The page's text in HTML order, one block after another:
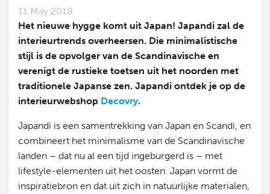
11 May 2018
Het nieuwe hygge komt uit Japan! Japandi zal de
interieurtrends overheersen. Die minimalistische
stijl is de opvolger van de Scandinavische en
verenigt de rustieke toetsen uit het noorden met
traditionele Japanse zen. Japandi ontdek je op de
interieurwebshop Decovry.
Japandi is een samentrekking van Japan en Scandi, en
combineert het minimalisme van de Scandinavische
landen – dat nu al een tijd ingeburgerd is – met
lifestyle-elementen uit het oosten. Japan vormt de
inspiratiebron en dat uit zich in natuurlijke materialen,